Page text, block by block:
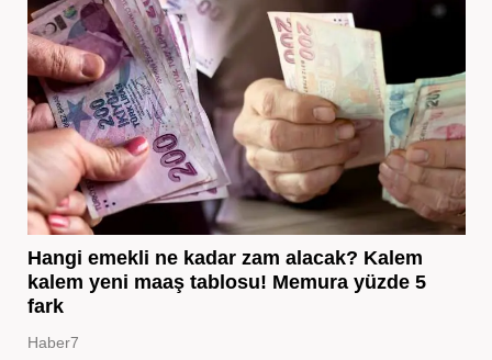
Hangi emekli ne kadar zam alacak? Kalem
kalem yeni maaş tablosu! Memura yüzde 5
fark
Haber7